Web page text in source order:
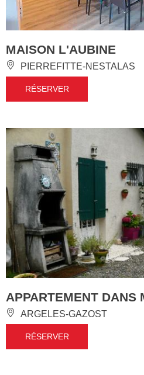
MAISON L'AUBINE
PIERREFITTE-NESTALAS
RÉSERVER
APPARTEMENT DANS
ARGELES-GAZOST
RÉSERVER